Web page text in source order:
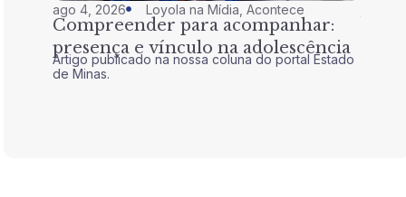
ago 4, 2026 Loyola na Mídia ,Acontece
Compreender para acompanhar:
presença e vínculo na adolescência
Artigo publicado na nossa coluna do portal Estado
de Minas.